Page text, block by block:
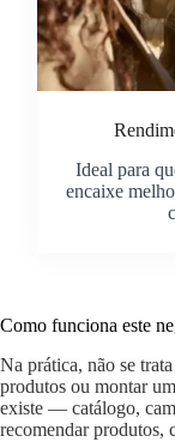
Ideal para
encaixe
Como funciona este
Na prática, não se
produtos ou montar
existe — catálogo,
recomendar produtos,